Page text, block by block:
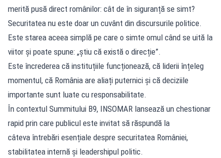
merită pusă direct românilor: cât de în siguranță se simt?
Securitatea nu este doar un cuvânt din discursurile politice.
Este starea aceea simplă pe care o simte omul când se uită la
viitor și poate spune: „știu că există o direcție”.
Este încrederea că instituțiile funcționează, că liderii înțeleg
momentul, că România are aliați puternici și că deciziile
importante sunt luate cu responsabilitate.
În contextul Summitului B9, INSOMAR lansează un chestionar
rapid prin care publicul este invitat să răspundă la
câteva întrebări esențiale despre securitatea României,
stabilitatea internă și leadershipul politic.